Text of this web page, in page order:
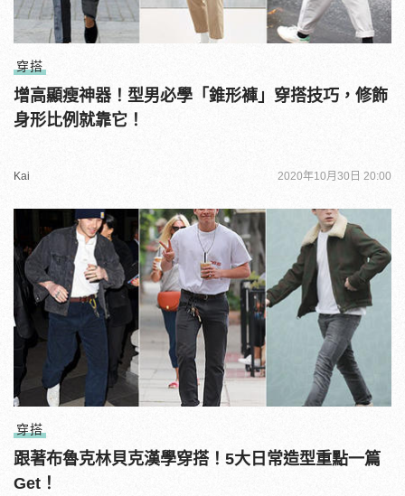
穿搭
增高顯瘦神器！型男必學「錐形褲」穿搭技巧，修飾
身形比例就靠它！
Kai 2020年10月30日 20:00
穿搭
跟著布魯克林貝克漢學穿搭！5大日常造型重點一篇
Get！